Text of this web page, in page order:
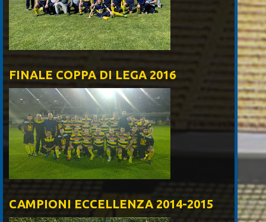
FINALE COPPA DI LEGA 2016
CAMPIONI ECCELLENZA 2014-2015